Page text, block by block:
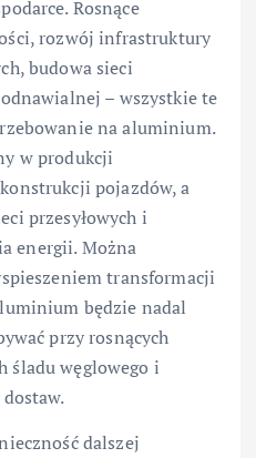
Rosnące
rozwój infrastruktury
budowa sieci
– wszystkie te
na aluminium.
w produkcji
pojazdów, a
przesyłowych i
energii. Można
transformacji
będzie nadal
przy rosnących
śladu węglowego i
dalszej